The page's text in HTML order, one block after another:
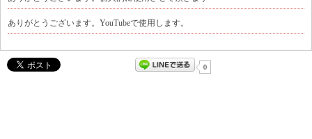
ありがとうございます。YouTubeで使用します。
0